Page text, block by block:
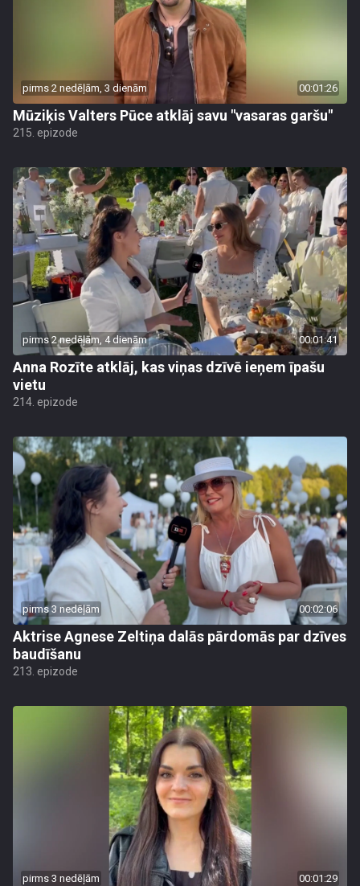
pirms 2 nedēļām, 3 dienām 00:01:26
Mūziķis Valters Pūce atklāj savu "vasaras garšu"
215. epizode
pirms 2 nedēļām, 4 dienām 00:01:41
Anna Rozīte atklāj, kas viņas dzīvē ieņem īpašu
vietu
214. epizode
pirms 3 nedēļām 00:02:06
Aktrise Agnese Zeltiņa dalās pārdomās par dzīves
baudīšanu
213. epizode
pirms 3 nedēļām 00:01:29